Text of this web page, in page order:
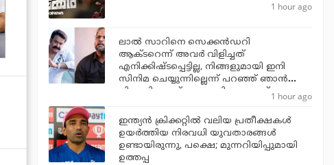
1 hour ago
ലാല്‍ സാറിനെ സെക്കന്‍ഡറി
ആക്ടറെന്ന് അവര്‍ വിളിച്ചത്
എനിക്കിഷ്ടപ്പെട്ടില്ല, നിങ്ങളുമായി ഇനി
സിനിമ ചെയ്യുന്നില്ലെന്ന് പറഞ്ഞ് ഞാന്‍
പിന്മാറി: ജൂഡ് ആന്തണി ജോസഫ്1 hour ago
ഇന്ത്യന്‍ ക്രിക്കറ്റില്‍ വലിയ പ്രതീക്ഷകള്‍
ഉയര്‍ത്തിയ നിരവധി യുവതാരങ്ങള്‍
ഉണ്ടായിരുന്നു, പക്ഷെ; മുന്നറിയിപ്പുമായി
ഉത്തപ്പ